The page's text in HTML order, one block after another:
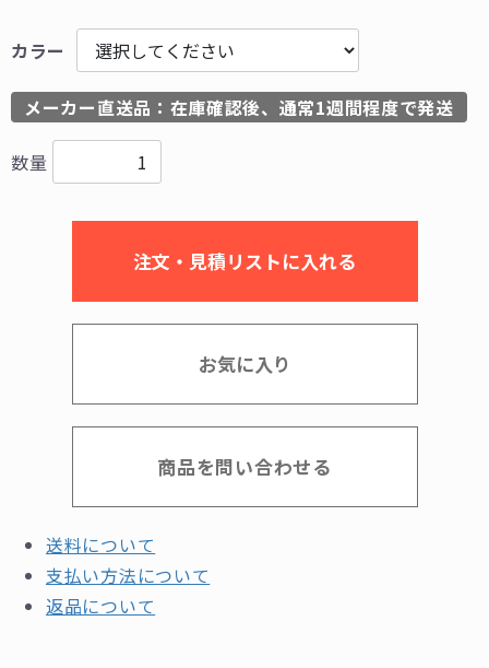
カラー
メーカー直送品：在庫確認後、通常1週間程度で発送
数量
注文・見積リストに入れる
お気に入り
商品を問い合わせる
送料について
支払い方法について
返品について